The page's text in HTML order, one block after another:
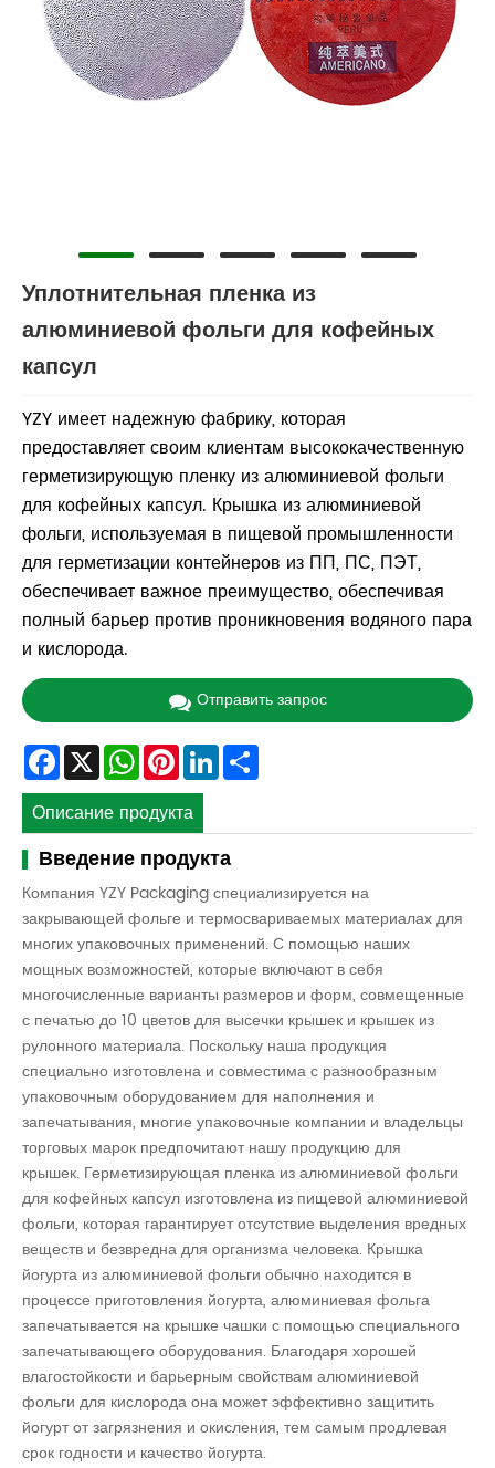
Уплотнительная пленка из
алюминиевой фольги для кофейных
капсул
YZY имеет надежную фабрику, которая
предоставляет своим клиентам высококачественную
герметизирующую пленку из алюминиевой фольги
для кофейных капсул. Крышка из алюминиевой
фольги, используемая в пищевой промышленности
для герметизации контейнеров из ПП, ПС, ПЭТ,
обеспечивает важное преимущество, обеспечивая
полный барьер против проникновения водяного пара
и кислорода.
Отправить запрос
Facebook
X WhatsApp
Pinterest
LinkedIn
Описание продукта
Введение продукта
Компания YZY Packaging специализируется на
закрывающей фольге и термосвариваемых материалах для
многих упаковочных применений. С помощью наших
мощных возможностей, которые включают в себя
многочисленные варианты размеров и форм, совмещенные
с печатью до 10 цветов для высечки крышек и крышек из
рулонного материала. Поскольку наша продукция
специально изготовлена ​​и совместима с разнообразным
упаковочным оборудованием для наполнения и
запечатывания, многие упаковочные компании и владельцы
торговых марок предпочитают нашу продукцию для
крышек. Герметизирующая пленка из алюминиевой фольги
для кофейных капсул изготовлена ​​из пищевой алюминиевой
фольги, которая гарантирует отсутствие выделения вредных
веществ и безвредна для организма человека. Крышка
йогурта из алюминиевой фольги обычно находится в
процессе приготовления йогурта, алюминиевая фольга
запечатывается на крышке чашки с помощью специального
запечатывающего оборудования. Благодаря хорошей
влагостойкости и барьерным свойствам алюминиевой
фольги для кислорода она может эффективно защитить
йогурт от загрязнения и окисления, тем самым продлевая
срок годности и качество йогурта.